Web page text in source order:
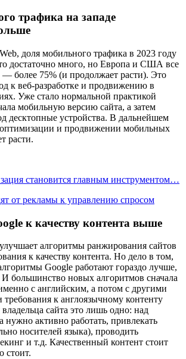
трафика на западе
доля мобильного трафика в 2023 году
достаточно много, но Европа и США все
более 75% (и продолжает расти). Это
к веб-разработке и продвижению в
Уже стало нормальной практикой
мобильную версию сайта, а затем
десктопные устройства. В дальнейшем
и продвижении мобильных
расти.
становится главным инструментом…
от рекламы к управлению спросом
к качеству контента выше
алгоритмы ранжирования сайтов
к качеству контента. Но дело в том,
Google работают гораздо лучше,
большинство новых алгоритмов сначала
с английским, а потом с другими
к англоязычному контенту
сайта это лишь одно: над
нужно активно работать, привлекать
носителей языка), проводить
и т.д. Качественный контент стоит
стоит.